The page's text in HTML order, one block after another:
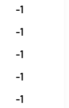
-1
-1
-1
-1
-1